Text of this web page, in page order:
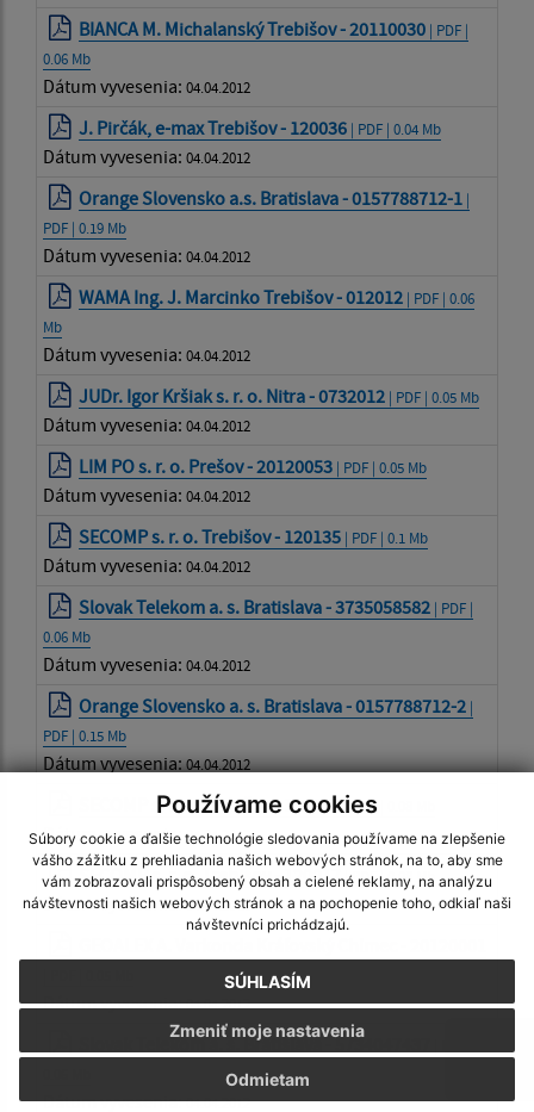
Používame cookies
Súbory cookie a ďalšie technológie sledovania používame na zlepšenie
vášho zážitku z prehliadania našich webových stránok, na to, aby sme
vám zobrazovali prispôsobený obsah a cielené reklamy, na analýzu
návštevnosti našich webových stránok a na pochopenie toho, odkiaľ naši
návštevníci prichádzajú.
SÚHLASÍM
Odmietam
Zmeniť moje nastavenia
BIANCA M. Michalanský Trebišov - 20110030 | PDF |
0.06 Mb
Dátum vyvesenia: 04.04.2012
J. Pirčák, e-max Trebišov - 120036 | PDF | 0.04 Mb
Dátum vyvesenia: 04.04.2012
Orange Slovensko a.s. Bratislava - 0157788712-1 |
PDF | 0.19 Mb
Dátum vyvesenia: 04.04.2012
WAMA Ing. J. Marcinko Trebišov - 012012 | PDF | 0.06
Mb
Dátum vyvesenia: 04.04.2012
JUDr. Igor Kršiak s. r. o. Nitra - 0732012 | PDF | 0.05 Mb
Dátum vyvesenia: 04.04.2012
LIM PO s. r. o. Prešov - 20120053 | PDF | 0.05 Mb
Dátum vyvesenia: 04.04.2012
SECOMP s. r. o. Trebišov - 120135 | PDF | 0.1 Mb
Dátum vyvesenia: 04.04.2012
Slovak Telekom a. s. Bratislava - 3735058582 | PDF |
0.06 Mb
Dátum vyvesenia: 04.04.2012
Orange Slovensko a. s. Bratislava - 0157788712-2 |
PDF | 0.15 Mb
Dátum vyvesenia:04.04.2012
SECOMP s. r. o. Trebišov - 120078| PDF | 0.08 Mb
Dátum vyvesenia:04.04.2012
SECOMP s. r. o. Trebišov - 120017| PDF | 0.08 Mb
Dátum vyvesenia:04.04.2012
Dátum vyvesenia:04.04.2012
Slovak Telekom a. s. Bratislava - 5734047437
Dátum vyvesenia:04.04.2012